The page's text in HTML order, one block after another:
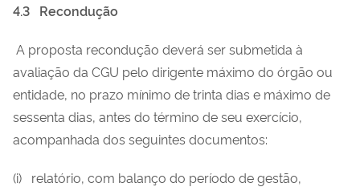
4.3 Recondução
A proposta recondução deverá ser submetida à
avaliação da CGU pelo dirigente máximo do órgão ou
entidade, no prazo mínimo de trinta dias e máximo de
sessenta dias, antes do término de seu exercício,
acompanhada dos seguintes documentos:
(i) relatório, com balanço do período de gestão,